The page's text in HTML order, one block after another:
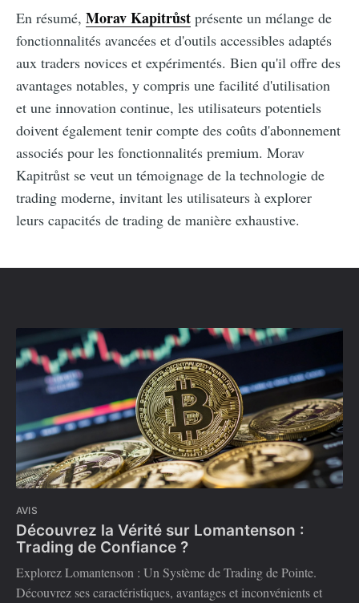
En résumé, Morav Kapitrůst présente un mélange de
fonctionnalités avancées et d'outils accessibles adaptés
aux traders novices et expérimentés. Bien qu'il offre des
avantages notables, y compris une facilité d'utilisation
et une innovation continue, les utilisateurs potentiels
doivent également tenir compte des coûts d'abonnement
associés pour les fonctionnalités premium. Morav
Kapitrůst se veut un témoignage de la technologie de
trading moderne, invitant les utilisateurs à explorer
leurs capacités de trading de manière exhaustive.
AVIS
Découvrez la Vérité sur Lomantenson :
Trading de Confiance ?
Explorez Lomantenson : Un Système de Trading de Pointe.
Découvrez ses caractéristiques, avantages et inconvénients et